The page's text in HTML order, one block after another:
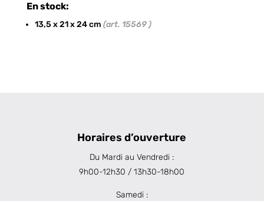
En stock:
13,5 x 21 x 24 cm (art. 15569 )
Horaires d’ouverture
Du Mardi au Vendredi :
9h00-12h30 / 13h30-18h00
Samedi :